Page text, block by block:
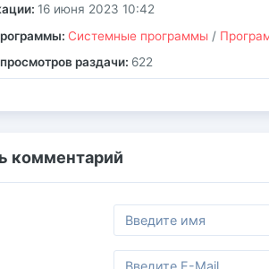
16 июня 2023 10:42
Системные программы/
раздачи: 622
комментарий